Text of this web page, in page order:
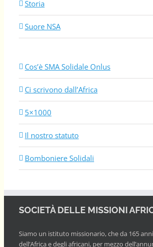
Storia
Suore NSA
Cos’è SMA Solidale Onlus
Ci scrivono dall’Africa
5×1000
Il nostro statuto
Bomboniere Solidali
SOCIETÀ DELLE MISSIONI
Siamo un istituto missionario, che da 165
dell’Africa e degli africani, per mezzo